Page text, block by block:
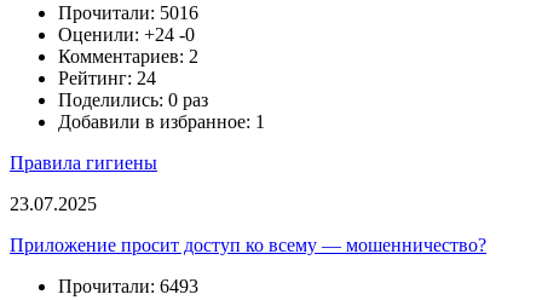
Прочитали: 5016
Оценили: +24 -0
Комментариев: 2
Рейтинг: 24
Поделились: 0 раз
Добавили в избранное: 1
Правила гигиены
23.07.2025
Приложение просит доступ ко всему — мошенничество?
Прочитали: 6493